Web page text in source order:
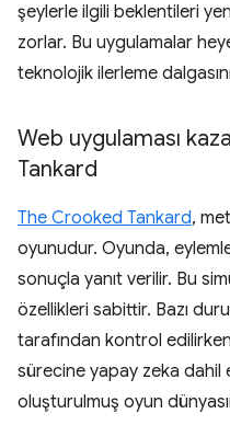
şeylerle ilgili beklentileri
zorlar. Bu uygulamalar
teknolojik ilerleme
Web uygulaması
Tankard
The Crooked Tankard,
oyunudur. Oyunda,
sonuçla yanıt verilir. Bu
özellikleri sabittir. Bazı
tarafından kontrol
sürecine yapay zeka dahil
oluşturulmuş oyun